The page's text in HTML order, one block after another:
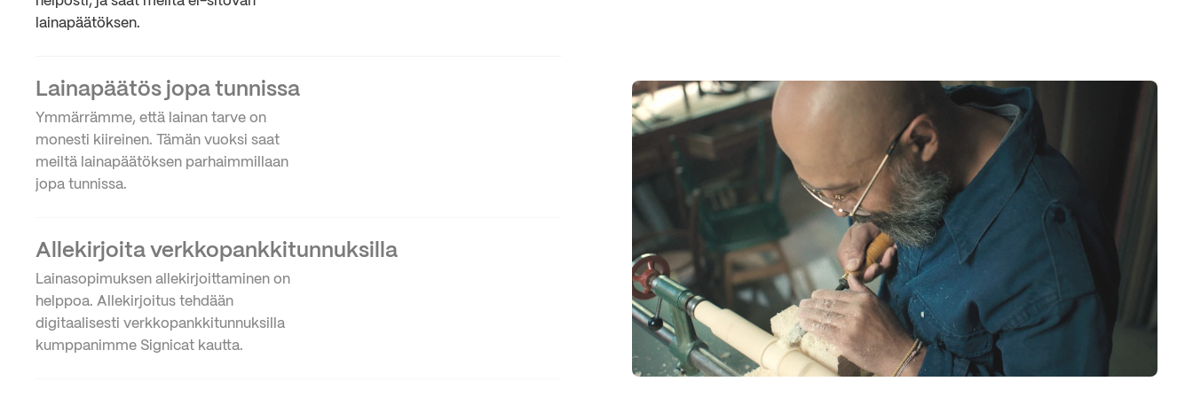
lainapäätöksen.
Lainapäätös jopa tunnissa
Ymmärrämme, että lainan tarve on
monesti kiireinen. Tämän vuoksi saat
meiltä lainapäätöksen parhaimmillaan
jopa tunnissa.
Allekirjoita verkkopankkitunnuksilla
Lainasopimuksen allekirjoittaminen on
helppoa. Allekirjoitus tehdään
digitaalisesti verkkopankkitunnuksilla
kumppanimme Signicat kautta.